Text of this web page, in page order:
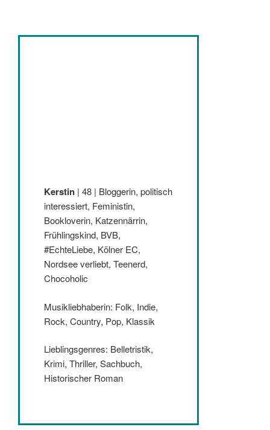
Kerstin | 48 | Bloggerin, politisch
interessiert, Feministin,
Bookloverin, Katzennärrin,
Frühlingskind, BVB,
#EchteLiebe, Kölner EC,
Nordsee verliebt, Teenerd,
Chocoholic
Musikliebhaberin: Folk, Indie,
Rock, Country, Pop, Klassik
Lieblingsgenres: Belletristik,
Krimi, Thriller, Sachbuch,
Historischer Roman